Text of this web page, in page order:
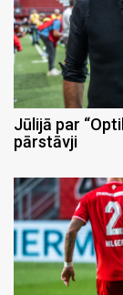
Jūlijā par
pārstāvji